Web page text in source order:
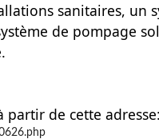
sanitaires, un
de pompage
de cette adresse: